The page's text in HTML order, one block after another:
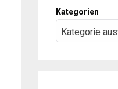
Kategorien